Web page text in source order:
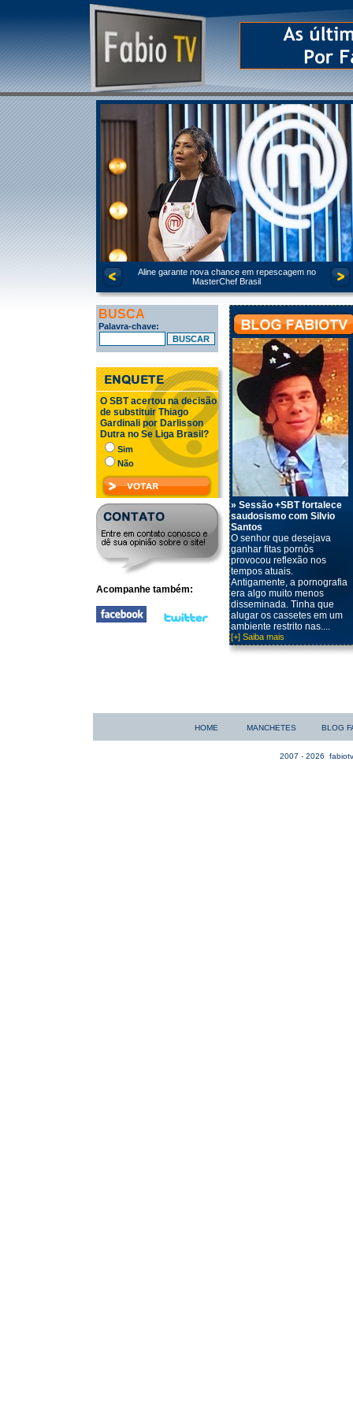
Aline garante nova chance em repescagem no
MasterChef Brasil
BUSCA
Palavra-chave:
O SBT acertou na decisão
de substituir Thiago
Gardinali por Darlisson
Dutra no Se Liga Brasil?
Sim
Não
Acompanhe também:
» Sessão +SBT fortalece
saudosismo com Silvio
Santos
O senhor que desejava
ganhar fitas pornôs
provocou reflexão nos
tempos atuais.
Antigamente, a pornografia
era algo muito menos
disseminada. Tinha que
alugar os cassetes em um
ambiente restrito nas....
[+] Saiba mais
HOME MANCHETES BLOG
2007 - 2026